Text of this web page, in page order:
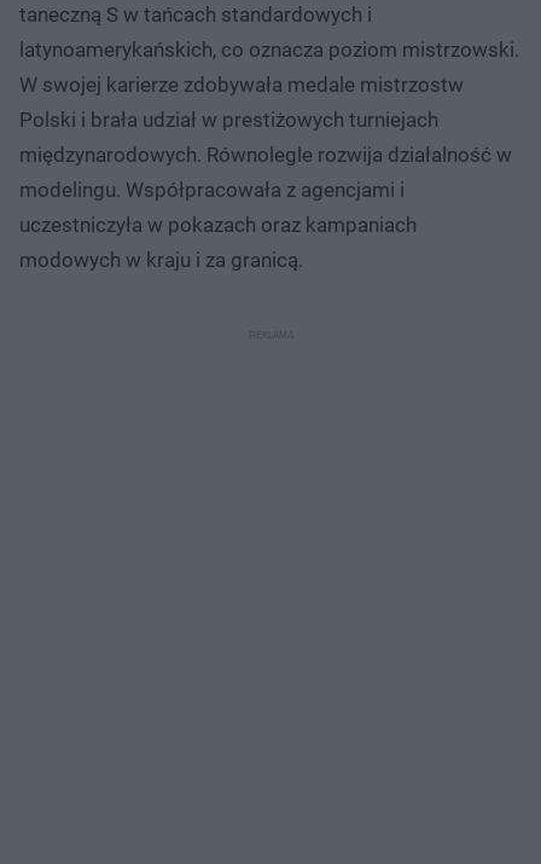
taneczną S w tańcach standardowych i
latynoamerykańskich, co oznacza poziom mistrzowski.
W swojej karierze zdobywała medale mistrzostw
Polski i brała udział w prestiżowych turniejach
międzynarodowych. Równolegle rozwija działalność w
modelingu. Współpracowała z agencjami i
uczestniczyła w pokazach oraz kampaniach
modowych w kraju i za granicą.